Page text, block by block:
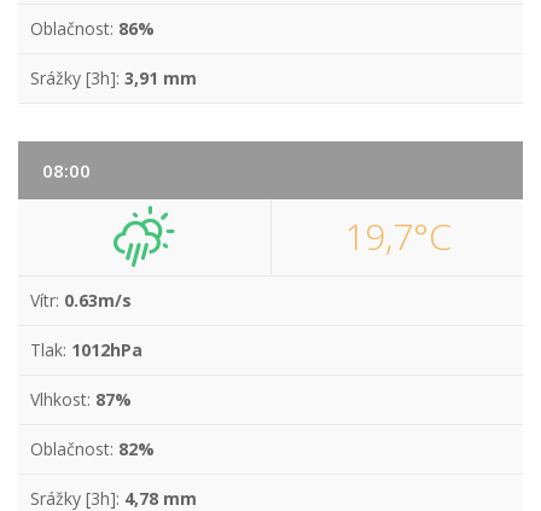
Oblačnost: 86%
Srážky [3h]: 3,91 mm
08:00
19,7°C
Vítr: 0.63m/s
Tlak: 1012hPa
Vlhkost: 87%
Oblačnost: 82%
Srážky [3h]: 4,78 mm